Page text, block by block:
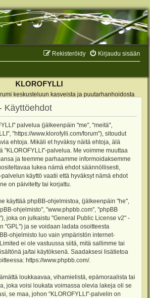
Kirjaudu sisään
Rekisteröidy
KLOROFYLLI
keskusteluun kasveista ja puutarhanhoidosta
Käyttöehdot
palvelua (jälkeenpäin "me", "meitä",
"https://www.klorofylli.com/forum"), sitoudut
ehtoja. Mikäli et hyväksy näitä ehtoja, älä
"KLOROFYLLI"-palvelua. Me voimme muuttaa
ja teemme parhaamme informoidaksemme
lukea nämä ehdot säännöllisesti,
käyttö vaatii että hyväksyt nämä ehdot
on päivitetty tai korjattu.
käyttää phpBB-ohjelmistoa, (jälkeenpäin "he",
ohjelmisto", "www.phpbb.com", "phpBB
joka on julkaistu "General Public License v2" -
"GPL") ja se voidaan ladata osoitteesta
ohjelmisto luo vain ympäristön internet-
ei ole vastuussa siitä, mitä sallimme tai
ja/tai käytöksenä. Saadaksesi lisätietoa
https://www.phpbb.com/.
loukkaavaa, vihamielistä, epämoraalista tai
joka voisi loukata voimassa olevia lakeja oli se
se maa, johon "KLOROFYLLI"-palvelin on